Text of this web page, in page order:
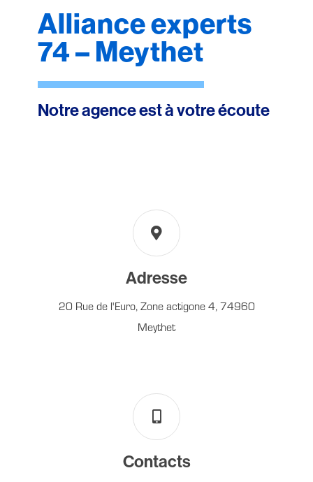
Alliance experts
74 – Meythet
Notre agence est à votre écoute
Adresse
20 Rue de l'Euro, Zone actigone 4, 74960
Meythet
Contacts